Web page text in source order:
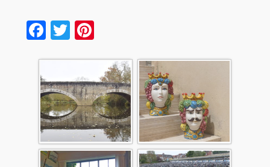
Facebook
Twitter